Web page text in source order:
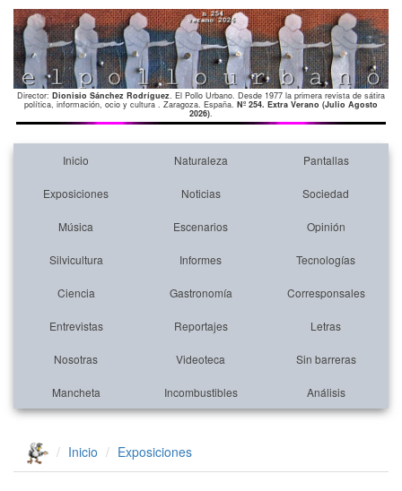
Director: Dionisio Sánchez Rodríguez. El Pollo Urbano. Desde 1977 la primera revista de sátira
política, información, ocio y cultura . Zaragoza. España. Nº 254. Extra Verano (Julio Agosto
2026).
Inicio Naturaleza Pantallas
Exposiciones Noticias Sociedad
Música Escenarios Opinión
Silvicultura Informes Tecnologías
Ciencia Gastronomía Corresponsales
Entrevistas Reportajes Letras
Nosotras Videoteca Sin barreras
Mancheta Incombustibles Análisis
Inicio Exposiciones